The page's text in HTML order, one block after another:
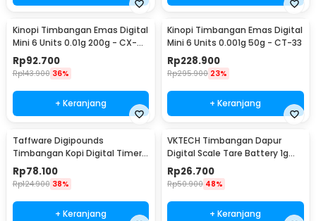
Kinopi Timbangan Emas Digital
Mini 6 Units 0.01g 200g - CX-
129
Rp92.700
Rp143.900 36%
+ Keranjang
Kinopi Timbangan Emas Digital
Mini 6 Units 0.001g 50g - CT-33
Rp228.900
Rp295.900 23%
+ Keranjang
Taffware Digipounds
Timbangan Kopi Digital Timer
Coffee Scale 3kg 0.1g - CK2150
Rp78.100
Rp124.900 38%
+ Keranjang
VKTECH Timbangan Dapur
Digital Scale Tare Battery 1g
10kg - SF-400
Rp26.700
Rp50.900 48%
+ Keranjang